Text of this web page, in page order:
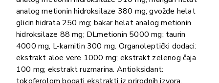
analog metionin hidroksilaze 380 mg; gvožđe helat
glicin hidrata 250 mg; bakar helat analog metionin
hidroksilaze 88 mg; DLmetionin 5000 mg; taurin
4000 mg, L-karnitin 300 mg. Organoleptički dodaci:
ekstrakt aloe vere 1000 mg; ekstrakt zelenog čaja
100 mg; ekstrakt ruzmarina. Antioksidant: